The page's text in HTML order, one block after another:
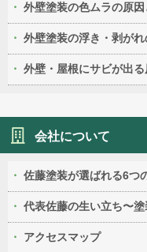
外壁塗装の色ムラの原
外壁塗装の浮き・剥が
外壁・屋根にサビが出
会社について
佐藤塗装が選ばれる6つ
代表佐藤の生い立ち〜
アクセスマップ